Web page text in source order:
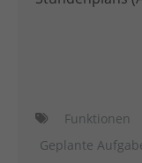
Funktionen
Geplante